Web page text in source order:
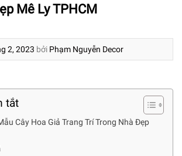
Mê Ly TPHCM
2, 2023 bởi Phạm Nguyễn Decor
tắt
Cây Hoa Giả Trang Trí Trong Nhà Đẹp